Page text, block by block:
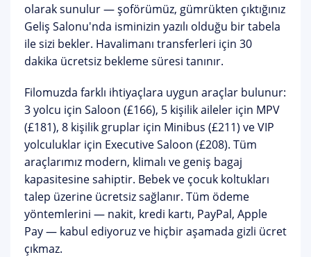
olarak sunulur — şoförümüz, gümrükten çıktığınız
Geliş Salonu'nda isminizin yazılı olduğu bir tabela
ile sizi bekler. Havalimanı transferleri için 30
dakika ücretsiz bekleme süresi tanınır.
Filomuzda farklı ihtiyaçlara uygun araçlar bulunur:
3 yolcu için Saloon (£166), 5 kişilik aileler için MPV
(£181), 8 kişilik gruplar için Minibus (£211) ve VIP
yolculuklar için Executive Saloon (£208). Tüm
araçlarımız modern, klimalı ve geniş bagaj
kapasitesine sahiptir. Bebek ve çocuk koltukları
talep üzerine ücretsiz sağlanır. Tüm ödeme
yöntemlerini — nakit, kredi kartı, PayPal, Apple
Pay — kabul ediyoruz ve hiçbir aşamada gizli ücret
çıkmaz.